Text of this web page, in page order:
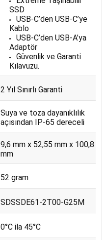
SSD
USB-C’den USB-C’ye
Kablo
USB-C’den USB-A’ya
Adaptör
Güvenlik ve Garanti
Kılavuzu.
2 Yıl Sınırlı Garanti
Suya ve toza dayanıklılık
açısından IP-65 dereceli
9,6 mm x 52,55 mm x 100,8
mm
52 gram
SDSSDE61-2T00-G25M
0°C ila 45°C